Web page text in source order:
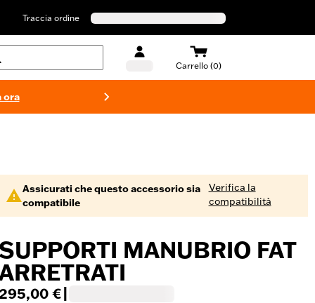
Traccia ordine
Carrello (0)
ora
Assicurati che questo accessorio sia
compatibile
Verifica la
compatibilità
SUPPORTI MANUBRIO FAT
€